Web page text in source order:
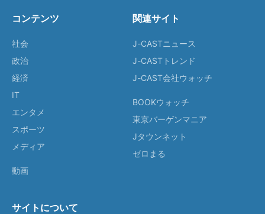
コンテンツ
社会
政治
経済
IT
エンタメ
スポーツ
メディア
動画
関連サイト
J-CASTニュース
J-CASTトレンド
J-CAST会社ウォッチ
BOOKウォッチ
東京バーゲンマニア
Jタウンネット
ゼロまる
サイトについて